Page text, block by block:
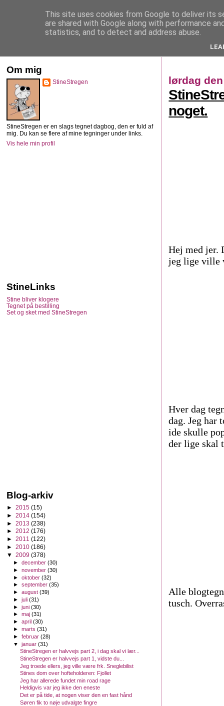
StineStregen
lørdag
noget.
Hej med jer.
jeg lige ville
Hver dag
dag. Jeg har
ide skulle
der lige skal
Alle
tusch.
Om mig
StineStregen
StineStregen er en slags tegnet dagbog, den er fuld af
mig. Du kan se flere af mine tegninger under links.
Vis hele min profil
StineLinks
Stine bliver klogere
Tegnet på bestilling
Set og sket med StineStregen
Blog-arkiv
► 2015 (15)
► 2014 (154)
► 2013 (238)
► 2012 (176)
► 2011 (122)
► 2010 (186)
▼ 2009 (378)
►december(30)
►november(30)
►oktober(32)
►september(35)
►august(39)
►juli(31)
►juni(30)
►maj(31)
►april(30)
►marts(31)
►februar(28)
▼januar(31)
StineStregen er halvvejs part 2, i dag skal vi lær...
StineStregen er halvvejs part 1, vidste du...
Jeg troede ellers, jeg ville være frk. Sneglebilist
Stines dom over hofteholderen: Fjollet
Jeg har allerede fundet min road rage
Heldigvis var jeg ikke den eneste
Det er på tide, at nogen viser den en fast hånd
Søren fik to nøje udvalgte fingre
This site uses cookies from Google to deliver its
are shared with Google along with performance
statistics, and to detect and address abuse.